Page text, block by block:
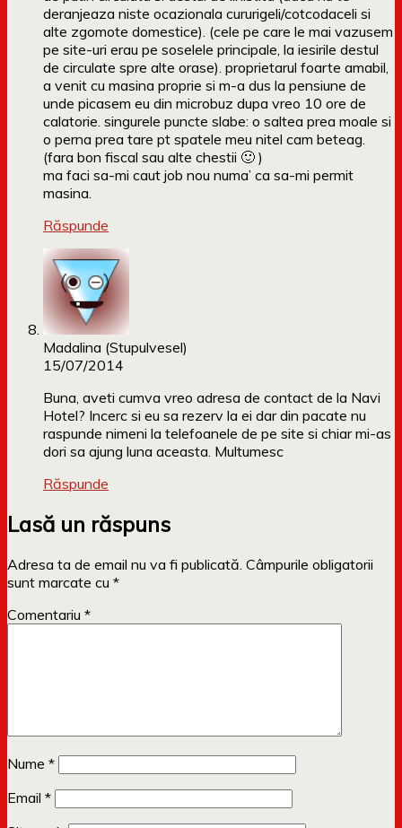
deranjeaza niste ocazionala cururigeli/cotcodaceli si
alte zgomote domestice). (cele pe care le mai vazusem
pe site-uri erau pe soselele principale, la iesirile destul
de circulate spre alte orase). proprietarul foarte amabil,
a venit cu masina proprie si m-a dus la pensiune de
unde picasem eu din microbuz dupa vreo 10 ore de
calatorie. singurele puncte slabe: o saltea prea moale si
o perna prea tare pt spatele meu nitel cam beteag.
(fara bon fiscal sau alte chestii 🙂 )
ma faci sa-mi caut job nou numa’ ca sa-mi permit
masina.
Răspunde
Madalina (Stupulvesel)
15/07/2014
Buna, aveti cumva vreo adresa de contact de la Navi
Hotel? Incerc si eu sa rezerv la ei dar din pacate nu
raspunde nimeni la telefoanele de pe site si chiar mi-as
dori sa ajung luna aceasta. Multumesc
Răspunde
Lasă un răspuns
Adresa ta de email nu va fi publicată. Câmpurile obligatorii
sunt marcate cu *
Comentariu *
Nume *
Email *